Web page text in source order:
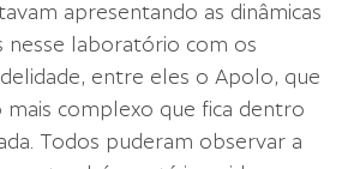
apresentando as dinâmicas
nesse laboratório com os
entre eles o Apolo, que
mais complexo que fica dentro
Todos puderam observar a